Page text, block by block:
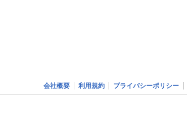
会社概要 利用規約 プライバシーポリシー